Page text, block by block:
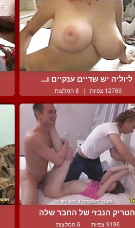
ליוליה יש שדיים ענקיים ו...
12769 צפיות | 8 המלצות
הטריק הנבזי של החבר שלה
9196 צפיות | 6 המלצות